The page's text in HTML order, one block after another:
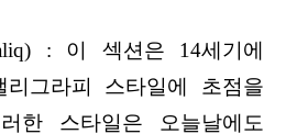
: 이 섹션은 14세기에
그라피 스타일에 초점을
한 스타일은 오늘날에도